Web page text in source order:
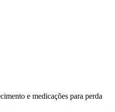
e medicações para perda